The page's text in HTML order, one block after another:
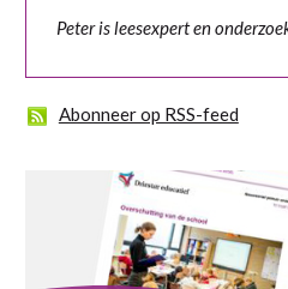
Peter is leesexpert en
Abonneer op RSS-feed